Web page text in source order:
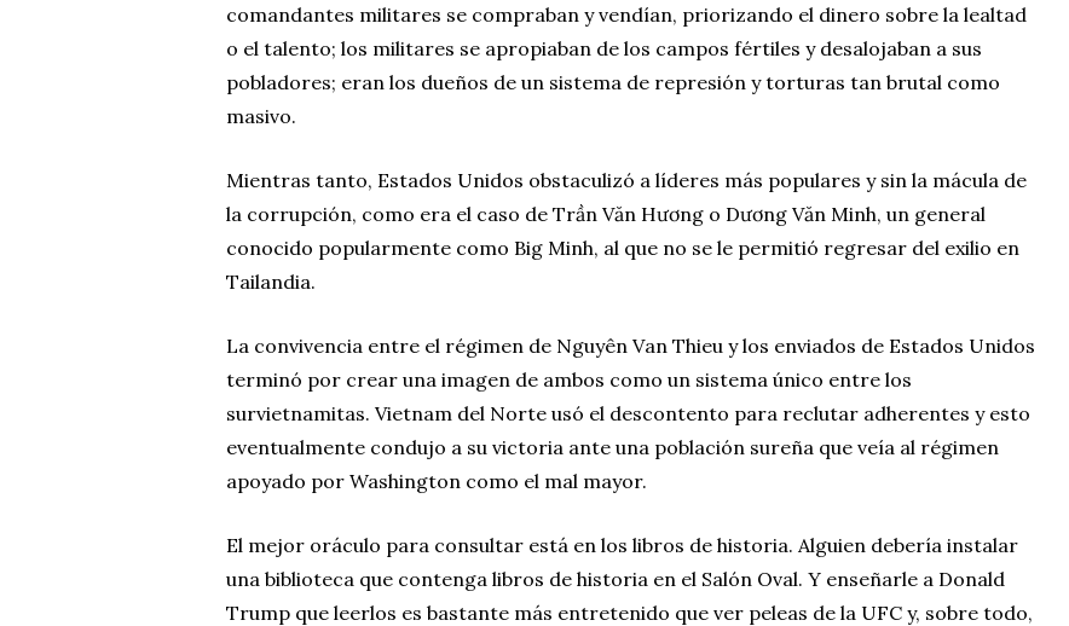
comandantes militares se compraban y vendían, priorizando el dinero sobre la lealtad
o el talento; los militares se apropiaban de los campos fértiles y desalojaban a sus
pobladores; eran los dueños de un sistema de represión y torturas tan brutal como
masivo.
Mientras tanto, Estados Unidos obstaculizó a líderes más populares y sin la mácula de
la corrupción, como era el caso de Trần Văn Hương o Dương Văn Minh, un general
conocido popularmente como Big Minh, al que no se le permitió regresar del exilio en
Tailandia.
La convivencia entre el régimen de Nguyên Van Thieu y los enviados de Estados Unidos
terminó por crear una imagen de ambos como un sistema único entre los
survietnamitas. Vietnam del Norte usó el descontento para reclutar adherentes y esto
eventualmente condujo a su victoria ante una población sureña que veía al régimen
apoyado por Washington como el mal mayor.
El mejor oráculo para consultar está en los libros de historia. Alguien debería instalar
una biblioteca que contenga libros de historia en el Salón Oval. Y enseñarle a Donald
Trump que leerlos es bastante más entretenido que ver peleas de la UFC y, sobre todo,